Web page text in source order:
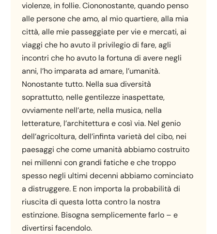
violenze, in follie. Ciononostante, quando penso
alle persone che amo, al mio quartiere, alla mia
città, alle mie passeggiate per vie e mercati, ai
viaggi che ho avuto il privilegio di fare, agli
incontri che ho avuto la fortuna di avere negli
anni, l’ho imparata ad amare, l’umanità.
Nonostante tutto. Nella sua diversità
soprattutto, nelle gentilezze inaspettate,
ovviamente nell’arte, nella musica, nella
letterature, l’architettura e così via. Nel genio
dell’agricoltura, dell’infinta varietà del cibo, nei
paesaggi che come umanità abbiamo costruito
nei millenni con grandi fatiche e che troppo
spesso negli ultimi decenni abbiamo cominciato
a distruggere. E non importa la probabilità di
riuscita di questa lotta contro la nostra
estinzione. Bisogna semplicemente farlo – e
divertirsi facendolo.